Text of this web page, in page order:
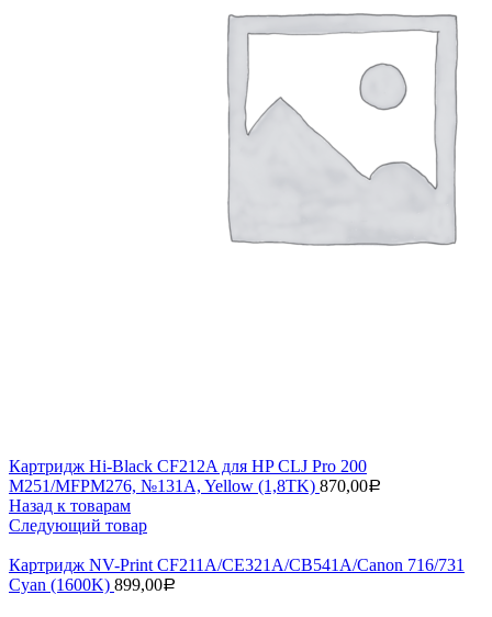
Картридж Hi-Black CF212A для HP CLJ Pro 200
M251/MFPM276, №131A, Yellow (1,8TK) 870,00Р
Назад к товарам
Следующий товар
Картридж NV-Print CF211A/CE321A/CB541A/Canon 716/731
Cyan (1600K) 899,00Р